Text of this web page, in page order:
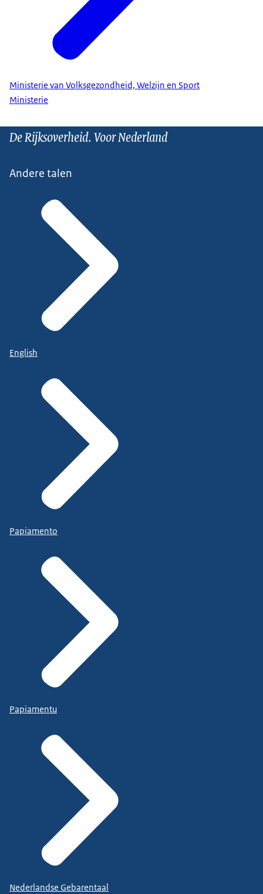
Ministerie van Volksgezondheid, Welzijn en Sport
Ministerie
De Rijksoverheid. Voor Nederland
Andere talen
English
Papiamento
Papiamentu
Nederlandse Gebarentaal